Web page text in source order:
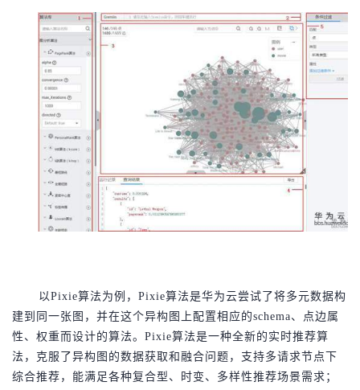
以Pixie算法为例，Pixie算法是华为云尝试了将多元数据构
建到同一张图，并在这个异构图上配置相应的schema、点边属
性、权重而设计的算法。Pixie算法是一种全新的实时推荐算
法，克服了异构图的数据获取和融合问题，支持多请求节点下
综合推荐，能满足各种复合型、时变、多样性推荐场景需求；